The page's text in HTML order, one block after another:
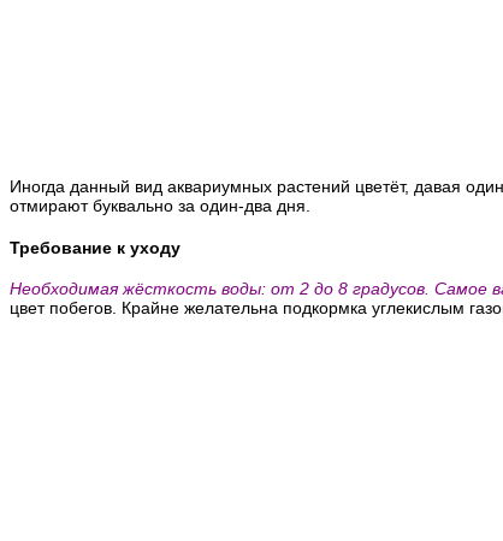
Иногда данный вид аквариумных растений цветёт, давая
отмирают буквально за один-два дня.
Требование к уходу
Необходимая жёсткость воды: от 2 до 8 градусов. Самое
цвет побегов. Крайне желательна подкормка углекислым